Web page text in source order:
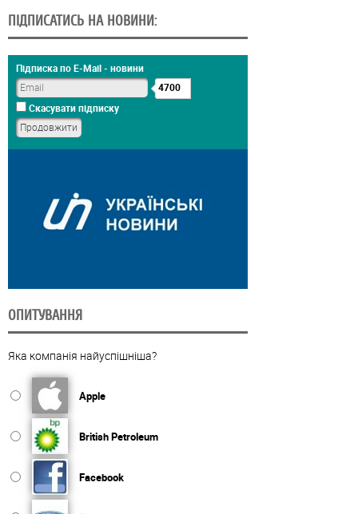
ПІДПИСАТИСЬ НА НОВИНИ:
Підписка по E-Mail - новини
4700
Скасувати підписку
ОПИТУВАННЯ
Яка компанія найуспішніша?
Apple
British Petroleum
Facebook